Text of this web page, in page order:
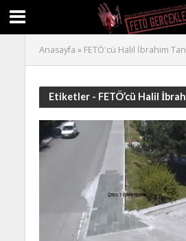
Anasayfa » FETÖ'cü Halil İbrahim
Etiketler - FETÖ’cü Halil